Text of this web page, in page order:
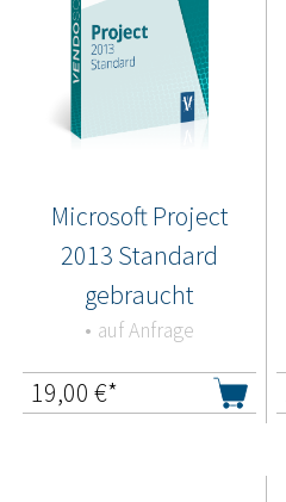
Microsoft Project
2013 Standard
gebraucht
auf Anfrage
19,00 €*